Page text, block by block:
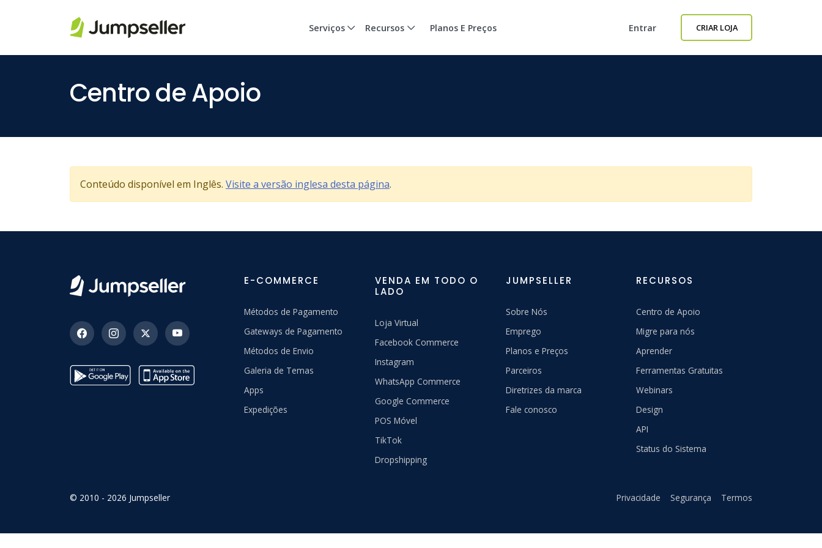
Pular para o conteúdo principal
Serviços Recursos Planos E Preços Entrar CRIAR LOJA
Centro de Apoio
Conteúdo disponível em Inglês. Visite a versão inglesa desta página.
E-COMMERCE
Métodos de Pagamento
Gateways de Pagamento
Métodos de Envio
Galeria de Temas
Apps
Expedições
VENDA EM TODO O
LADO
Loja Virtual
Facebook Commerce
Instagram
WhatsApp Commerce
Google Commerce
POS Móvel
TikTok
Dropshipping
JUMPSELLER
Sobre Nós
Emprego
Planos e Preços
Parceiros
Diretrizes da marca
Fale conosco
RECURSOS
Centro de Apoio
Migre para nós
Aprender
Ferramentas Gratuitas
Webinars
Design
API
Status do Sistema
© 2010 - 2026 Jumpseller Privacidade Segurança Termos